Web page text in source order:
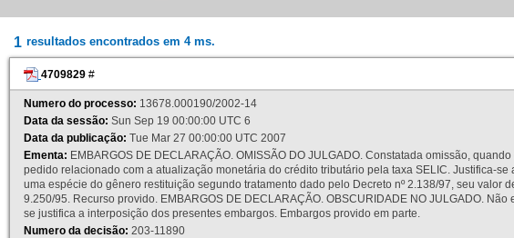
1 resultados encontrados em 4 ms.
4709829 #
Numero do processo: 13678.000190/2002-14
Data da sessão: Sun Sep 19 00:00:00 UTC 6
Data da publicação: Tue Mar 27 00:00:00 UTC 2007
Ementa: EMBARGOS DE DECLARAÇÃO. OMISSÃO DO JULGADO. Constatada omissão,
pedido relacionado com a atualização monetária do crédito tributário pela taxa SELIC. Justifica-
uma espécie do gênero restituição segundo tratamento dado pelo Decreto nº 2.138/97, seu valor
9.250/95. Recurso provido. EMBARGOS DE DECLARAÇÃO. OBSCURIDADE NO JULGADO.
se justifica a interposição dos presentes embargos. Embargos provido em parte.
Numero da decisão: 203-11890